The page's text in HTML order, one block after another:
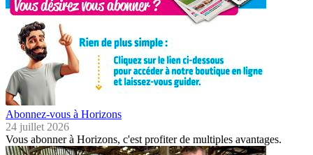
Abonnez-vous à Horizons
24 juillet 2026
Vous abonner à Horizons, c'est profiter de multiples avantages.